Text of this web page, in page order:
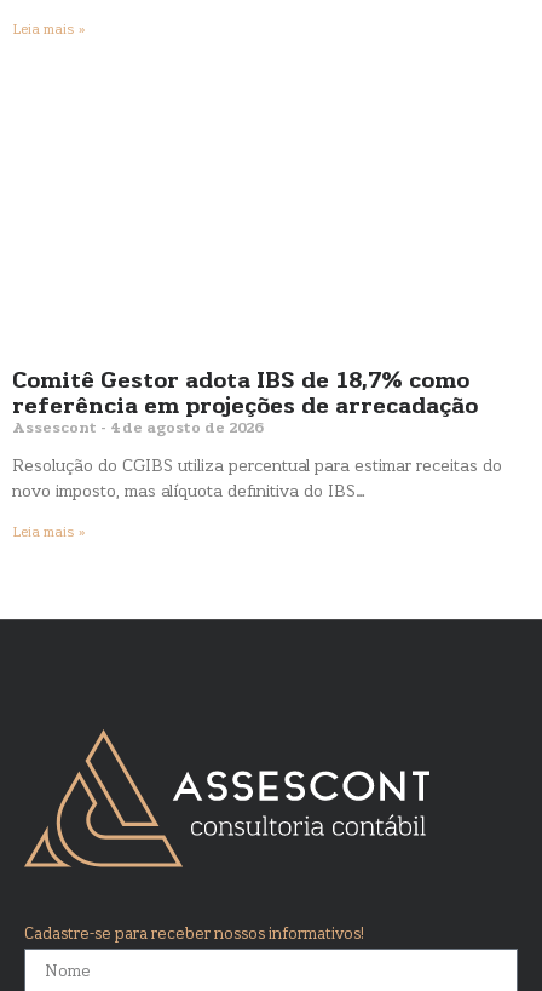
Leia mais »
Comitê Gestor adota IBS de 18,7% como
referência em projeções de arrecadação
Assescont 4 de agosto de 2026
Resolução do CGIBS utiliza percentual para estimar receitas do
novo imposto, mas alíquota definitiva do IBS…
Leia mais »
Cadastre-se para receber nossos informativos!